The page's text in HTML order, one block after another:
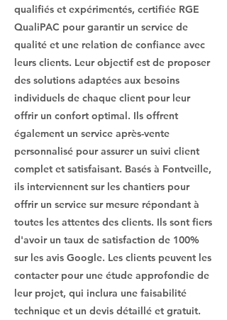
qualifiés et expérimentés, certifiée RGE
QualiPAC pour garantir un service de
qualité et une relation de confiance avec
leurs clients. Leur objectif est de proposer
des solutions adaptées aux besoins
individuels de chaque client pour leur
offrir un confort optimal. Ils offrent
également un service après-vente
personnalisé pour assurer un suivi client
complet et satisfaisant. Basés à Fontveille,
ils interviennent sur les chantiers pour
offrir un service sur mesure répondant à
toutes les attentes des clients. Ils sont fiers
d'avoir un taux de satisfaction de 100%
sur les avis Google. Les clients peuvent les
contacter pour une étude approfondie de
leur projet, qui inclura une faisabilité
technique et un devis détaillé et gratuit.